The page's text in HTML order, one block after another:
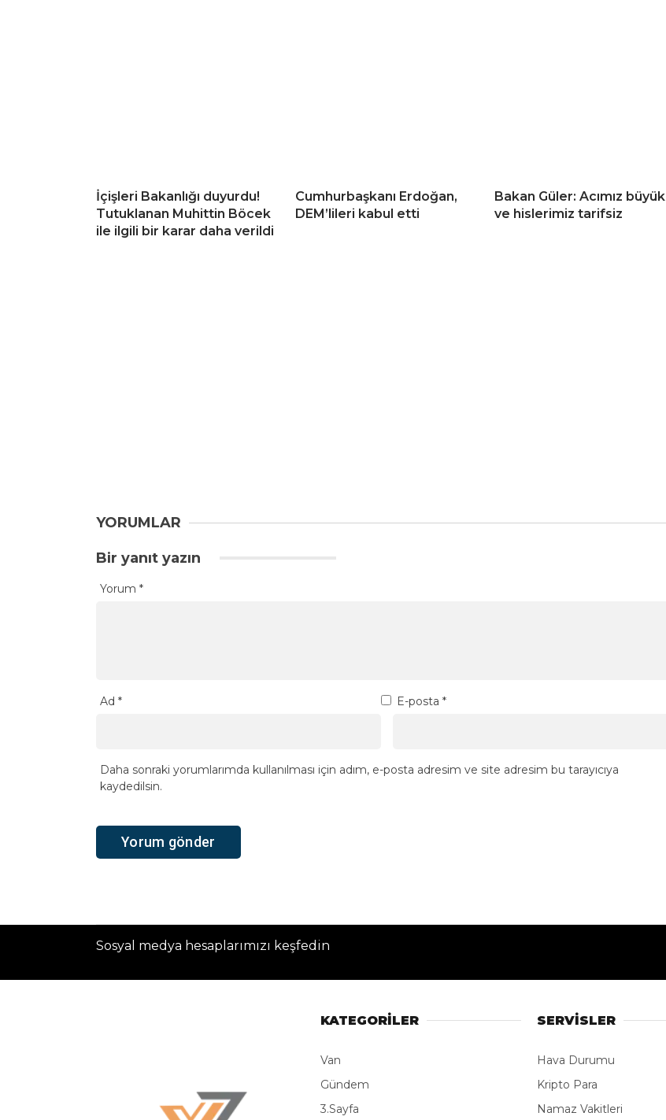
İçişleri Bakanlığı duyurdu!
Tutuklanan Muhittin Böcek
ile ilgili bir karar daha verildi
Cumhurbaşkanı Erdoğan,
DEM’lileri kabul etti
Bakan Güler: Acımız büyük
ve hislerimiz tarifsiz
YORUMLAR
Bir yanıt yazın
Yorum *
Ad * E-posta *
Daha sonraki yorumlarımda kullanılması için adım, e-posta adresim ve site adresim bu tarayıcıya
kaydedilsin.
Sosyal medya hesaplarımızı keşfedin
KATEGORİLER
Van
Gündem
3.Sayfa
SERVİSLER
Hava Durumu
Kripto Para
Namaz Vakitleri